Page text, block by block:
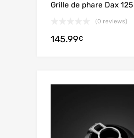
Grille de phare Dax 125
(0 reviews)
145.99€